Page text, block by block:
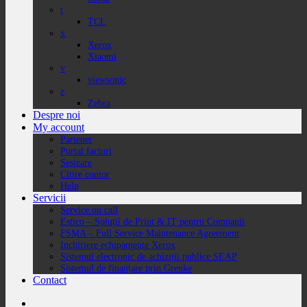
t
TCL
x
Xerox
Xiaomi
v
viewsonic
z
Zebra
Despre noi
My account
Partener
Portal facturi
Sesizare
Citire contor
Help
Servicii
Service on call
Estico – Soluții de Print & IT pentru Companii
FSMA – Full Service Maintenance Agreement
Inchiriere echipamente Xerox
Sistemul electronic de achiziții publice SEAP
Sistemul de finanțare prin Grenke
Contact